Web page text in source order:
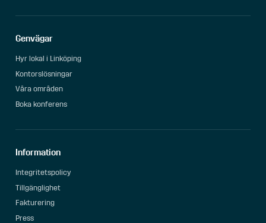
Genvägar
Hyr lokal i Linköping
Kontorslösningar
Våra områden
Boka konferens
Information
Integritetspolicy
Tillgänglighet
Fakturering
Press